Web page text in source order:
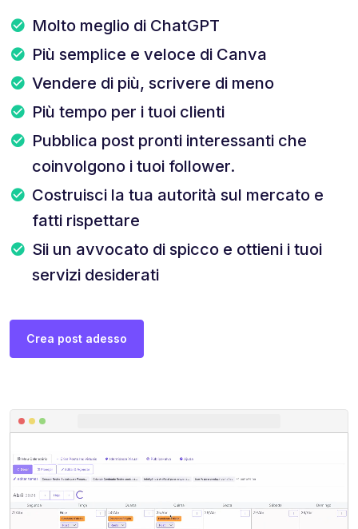
Molto meglio di ChatGPT
Più semplice e veloce di Canva
Vendere di più, scrivere di meno
Più tempo per i tuoi clienti
Pubblica post pronti interessanti che
coinvolgono i tuoi follower.
Costruisci la tua autorità sul mercato e
fatti rispettare
Sii un avvocato di spicco e ottieni i tuoi
servizi desiderati
Crea post adesso